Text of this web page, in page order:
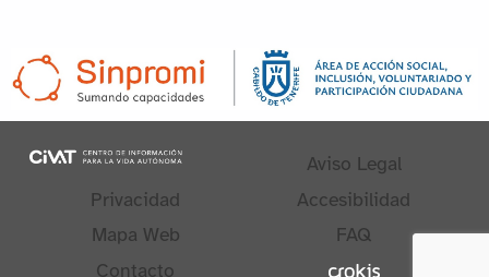
Aviso Legal
Privacidad
Accesibilidad
Mapa Web
FAQ
Contacto